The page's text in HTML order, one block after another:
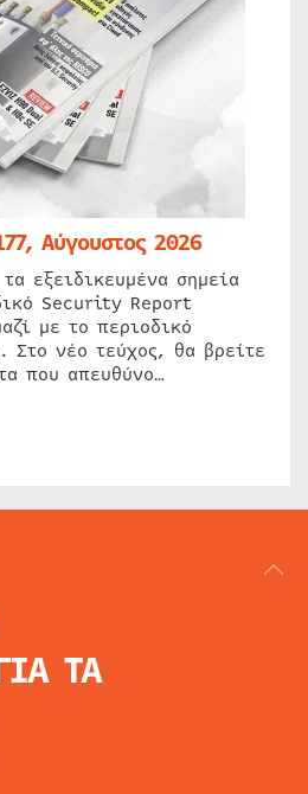
Αύγουστος 2026
εξειδικευμένα σημεία
Security Report
με το περιοδικό
Στο νέο τεύχος, θα βρείτε
που απευθύνο…
ΤΑ